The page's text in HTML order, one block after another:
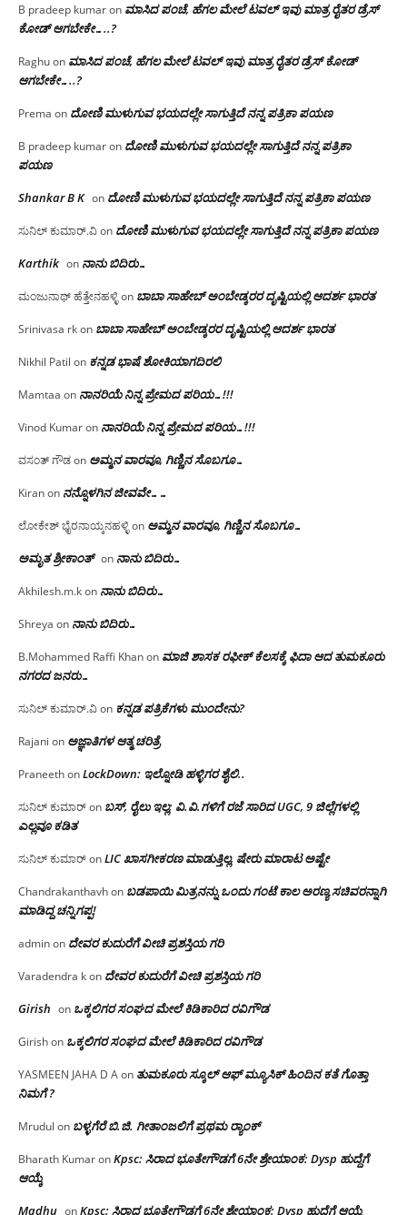
B pradeep kumaron ಮಾಸಿದ ಪಂಚೆ, ಹೆಗಲ ಮೇಲೆ ಟವಲ್‌ ಇವು ಮಾತ್ರ ರೈತರ ಡ್ರೆಸ್‌
ಕೋಡ್ ಆಗಬೇಕೇ…..?‌
Raghuon ಮಾಸಿದ ಪಂಚೆ, ಹೆಗಲ ಮೇಲೆ ಟವಲ್‌ ಇವು ಮಾತ್ರ ರೈತರ ಡ್ರೆಸ್‌ ಕೋಡ್
ಆಗಬೇಕೇ…..?‌
Prema on ದೋಣಿ ಮುಳುಗುವ ಭಯದಲ್ಲೇ ಸಾಗುತ್ತಿದೆ ನನ್ನ ಪತ್ರಿಕಾ ಪಯಣ
B pradeep kumaron ದೋಣಿ ಮುಳುಗುವ ಭಯದಲ್ಲೇ ಸಾಗುತ್ತಿದೆ ನನ್ನ ಪತ್ರಿಕಾ
ಪಯಣ
Shankar B K on ದೋಣಿ ಮುಳುಗುವ ಭಯದಲ್ಲೇ ಸಾಗುತ್ತಿದೆ ನನ್ನ ಪತ್ರಿಕಾ ಪಯಣ
ಸುನಿಲ್ ಕುಮಾರ್.ವಿon ದೋಣಿ ಮುಳುಗುವ ಭಯದಲ್ಲೇ ಸಾಗುತ್ತಿದೆ ನನ್ನ ಪತ್ರಿಕಾ ಪಯಣ
Karthik on ನಾನು ಬಿದಿರು…
ಮಂಜುನಾಥ್ ಹೆತ್ತೇನಹಳ್ಳಿon ಬಾಬಾ ಸಾಹೇಬ್ ಅಂಬೇಡ್ಕರರ ದೃಷ್ಟಿಯಲ್ಲಿ ಆದರ್ಶ ಭಾರತ
Srinivasa rkon ಬಾಬಾ ಸಾಹೇಬ್ ಅಂಬೇಡ್ಕರರ ದೃಷ್ಟಿಯಲ್ಲಿ ಆದರ್ಶ ಭಾರತ
Nikhil Patil on ಕನ್ನಡ ಭಾಷೆ ಶೋಕಿಯಾಗದಿರಲಿ
Mamtaa on ನಾನರಿಯೆ ನಿನ್ನ ಪ್ರೇಮದ ಪರಿಯ…!!!
Vinod Kumaron ನಾನರಿಯೆ ನಿನ್ನ ಪ್ರೇಮದ ಪರಿಯ…!!!
ವಸಂತ್ ಗೌಡon ಅಮ್ಮನ ವಾರವೂ, ಗಿಣ್ಣಿನ ಸೊಬಗೂ…
Kiranon ನನ್ನೊಳಗಿನ ಜೀವವೇ……
ಲೋಕೇಶ್ ಭೈರನಾಯ್ಕನಹಳ್ಳಿon ಅಮ್ಮನ ವಾರವೂ, ಗಿಣ್ಣಿನ ಸೊಬಗೂ…
ಅಮೃತ ಶ್ರೀಕಾಂತ್ on ನಾನು ಬಿದಿರು…
Akhilesh.m.kon ನಾನು ಬಿದಿರು…
Shreya on ನಾನು ಬಿದಿರು…
B.Mohammed Raffi Khanon ಮಾಜಿ ಶಾಸಕ ರಫೀಕ್ ಕೆಲಸಕ್ಕೆ ಫಿದಾ ಆದ ತುಮಕೂರು
ನಗರದ ಜನರು…
ಸುನಿಲ್ ಕುಮಾರ್.ವಿon ಕನ್ನಡ ಪತ್ರಿಕೆಗಳು ಮುಂದೇನು?
Rajani on ಅಜ್ಞಾತಿಗಳ ಆತ್ಮ ಚರಿತ್ರೆ
PraneethonLockDown: ಇಲ್ನೋಡಿ ಹಳ್ಳಿಗರ ಶೈಲಿ..
ಸುನಿಲ್ ಕುಮಾರ್on ಬಸ್, ರೈಲು ಇಲ್ಲ; ವಿ.ವಿ.ಗಳಿಗೆ ರಜೆ ಸಾರಿದ UGC, 9 ಜಿಲ್ಲೆಗಳಲ್ಲಿ
ಎಲ್ಲವೂ ಕಡಿತ
ಸುನಿಲ್ ಕುಮಾರ್onLIC ಖಾಸಗೀಕರಣ ಮಾಡುತ್ತಿಲ್ಲ, ಷೇರು ಮಾರಾಟ ಅಷ್ಟೇ
Chandrakanthavhon ಬಡಪಾಯಿ ಮಿತ್ರನನ್ನು ಒಂದು ಗಂಟೆ ಕಾಲ ಅರಣ್ಯ ಸಚಿವರನ್ನಾಗಿ
ಮಾಡಿದ್ದ ಚನ್ನಿಗಪ್ಪ!
adminon ದೇವರ ಕುದುರೆಗೆ ವೀಚಿ ಪ್ರಶಸ್ತಿಯ ಗರಿ
Varadendra kon ದೇವರ ಕುದುರೆಗೆ ವೀಚಿ ಪ್ರಶಸ್ತಿಯ ಗರಿ
Girish on ಒಕ್ಕಲಿಗರ ಸಂಘದ ಮೇಲೆ ಕಿಡಿಕಾರಿದ ರವಿಗೌಡ
Girishon ಒಕ್ಕಲಿಗರ ಸಂಘದ ಮೇಲೆ ಕಿಡಿಕಾರಿದ ರವಿಗೌಡ
YASMEEN JAHA D Aon ತುಮಕೂರು ಸ್ಕೂಲ್ ಆಫ್ ಮ್ಯೂಸಿಕ್ ಹಿಂದಿನ ಕತೆ ಗೊತ್ತಾ
ನಿಮಗೆ ?
Mrudul on ಬಳ್ಳಗೆರೆ ಬಿ.ಜಿ. ಗೀತಾಂಜಲಿಗೆ ಪ್ರಥಮ ರ‌್ಯಾಂಕ್
Bharath KumaronKpsc: ಸಿರಾದ ಭೂತೇಗೌಡಗೆ 6ನೇ ಶ್ರೇಯಾಂಕ: Dysp ಹುದ್ದೆಗೆ
ಆಯ್ಕೆ
Madhu onKpsc: ಸಿರಾದ ಭೂತೇಗೌಡಗೆ 6ನೇ ಶ್ರೇಯಾಂಕ: Dysp ಹುದ್ದೆಗೆ ಆಯ್ಕೆ